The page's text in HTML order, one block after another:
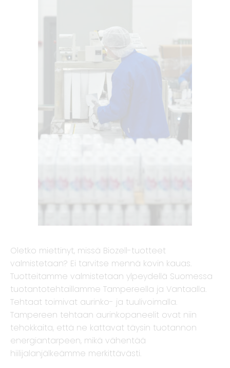
Oletko miettinyt, missä Biozell-tuotteet
valmistetaan? Ei tarvitse mennä kovin kauas.
Tuotteitamme valmistetaan ylpeydellä Suomessa
tuotantotehtaillamme Tampereella ja Vantaalla.
Tehtaat toimivat aurinko- ja tuulivoimalla.
Tampereen tehtaan aurinkopaneelit ovat niin
tehokkaita, että ne kattavat täysin tuotannon
energiantarpeen, mikä vähentää
hiilijalanjälkeämme merkittävästi.